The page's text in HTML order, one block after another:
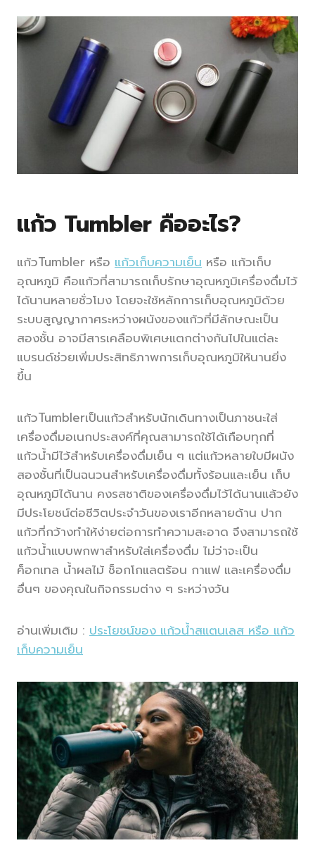
แก้ว Tumbler คืออะไร?
แก้วTumbler หรือ แก้วเก็บความเย็น หรือ แก้วเก็บ
อุณหภูมิ คือแก้วที่สามารถเก็บรักษาอุณหภูมิเครื่องดื่มไว้
ได้นานหลายชั่วโมง โดยจะใช้หลักการเก็บอุณหภูมิด้วย
ระบบสูญญากาศระหว่างผนังของแก้วที่มีลักษณะเป็น
สองชั้น อาจมีสารเคลือบพิเศษแตกต่างกันไปในแต่ละ
แบรนด์ช่วยเพิ่มประสิทธิภาพการเก็บอุณหภูมิให้นานยิ่ง
ขึ้น
แก้วTumblerเป็นแก้วสำหรับนักเดินทางเป็นภาชนะใส่
เครื่องดื่มอเนกประสงค์ที่คุณสามารถใช้ได้เกือบทุกที่
แก้วน้ำมีไว้สำหรับเครื่องดื่มเย็น ๆ แต่แก้วหลายใบมีผนัง
สองชั้นที่เป็นฉนวนสำหรับเครื่องดื่มทั้งร้อนและเย็น เก็บ
อุณหภูมิได้นาน คงรสชาติของเครื่องดื่มไว้ได้นานแล้วยัง
มีประโยชน์ต่อชีวิตประจำวันของเราอีกหลายด้าน ปาก
แก้วที่กว้างทำให้ง่ายต่อการทำความสะอาด จึงสามารถใช้
แก้วน้ำแบบพกพาสำหรับใส่เครื่องดื่ม ไม่ว่าจะเป็น
ค็อกเทล น้ำผลไม้ ช็อกโกแลตร้อน กาแฟ และเครื่องดื่ม
อื่นๆ ของคุณในกิจกรรมต่าง ๆ ระหว่างวัน
อ่านเพิ่มเติม : ประโยชน์ของ แก้วน้ำสแตนเลส หรือ แก้ว
เก็บความเย็น